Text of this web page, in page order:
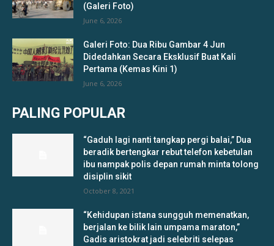
(Galeri Foto)
June 6, 2026
Galeri Foto: Dua Ribu Gambar 4 Jun
Didedahkan Secara Eksklusif Buat Kali
Pertama (Kemas Kini 1)
June 6, 2026
PALING POPULAR
“Gaduh lagi nanti tangkap pergi balai,” Dua
beradik bertengkar rebut telefon kebetulan
ibu nampak polis depan rumah minta tolong
disiplin sikit
October 8, 2021
“Kehidupan istana sungguh memenatkan,
berjalan ke bilik lain umpama maraton,”
Gadis aristokrat jadi selebriti selepas